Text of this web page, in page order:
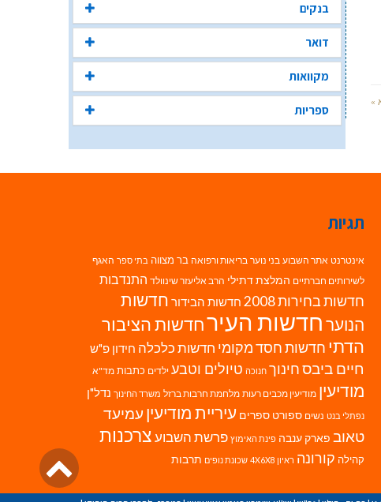
»
בנקים
דואר
מקוואות
ספריות
תגיות
אינטרנט אתר השבוע בני נוער בריאות ורפואה בר מצווה בתי ספר האגף
לשירותים חברתיים המלצת דתילי הרב אליעזר שינוולד התנדבות
חדשות בחירות 2008 חדשות הבידור חדשות
הנוערחדשות העירחדשות הציבור
הדתי חדשות חסד מקומי חדשות כלכלה חידון פ"ש
חיים ביבסחינוך חנוכה טיולים וטבע ילדים כתבות מד"א
מודיעין מודיעין מכבים רעות מלחמת חרבות ברזל משרד החינוך נדל"ן
נפתלי בנט נשים ספורט ספרים עיריית מודיעין עמיעד
טאוב פארק ענבה פינת האימוץ פרשת השבועצרכנות
קהילה קורונה ראיון 4X6X8 שכונת נופים תרבות